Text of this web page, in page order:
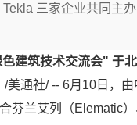
三家企业共同主
建筑技术交流会" 于
美通社/ -- 6月10日，
芬兰艾列（Elematic